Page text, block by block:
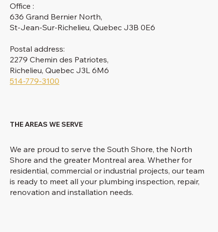
Office :
636 Grand Bernier North,
St-Jean-Sur-Richelieu, Quebec J3B 0E6
Postal address:
2279 Chemin des Patriotes,
Richelieu, Quebec J3L 6M6
514-779-3100
THE AREAS WE SERVE
We are proud to serve the South Shore, the North
Shore and the greater Montreal area. Whether for
residential, commercial or industrial projects, our team
is ready to meet all your plumbing inspection, repair,
renovation and installation needs.